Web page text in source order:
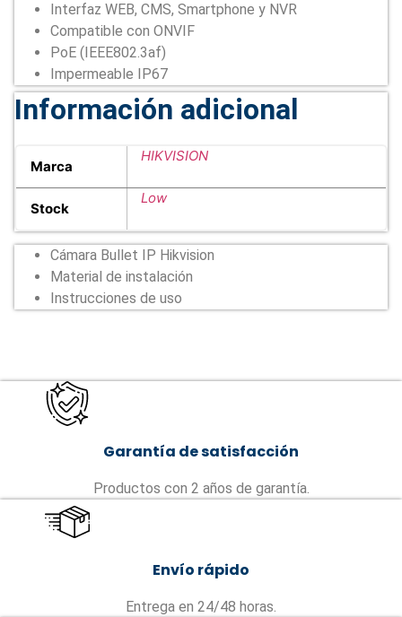
Interfaz WEB, CMS, Smartphone y NVR
Compatible con ONVIF
PoE (IEEE802.3af)
Impermeable IP67
Información adicional
Marca
HIKVISION
Stock
Low
Cámara Bullet IP Hikvision
Material de instalación
Instrucciones de uso
Garantía de satisfacción
Productos con 2 años de garantía.
Envío rápido
Entrega en 24/48 horas.